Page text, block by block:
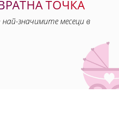
ТОЧКА
значимите месеци в